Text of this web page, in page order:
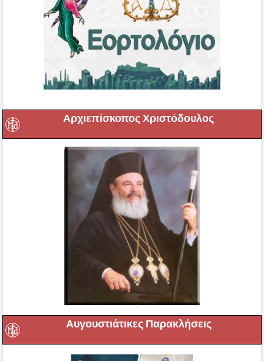
Αρχιεπίσκοπος Χριστόδουλος
Αυγουστιάτικες Παρακλήσεις